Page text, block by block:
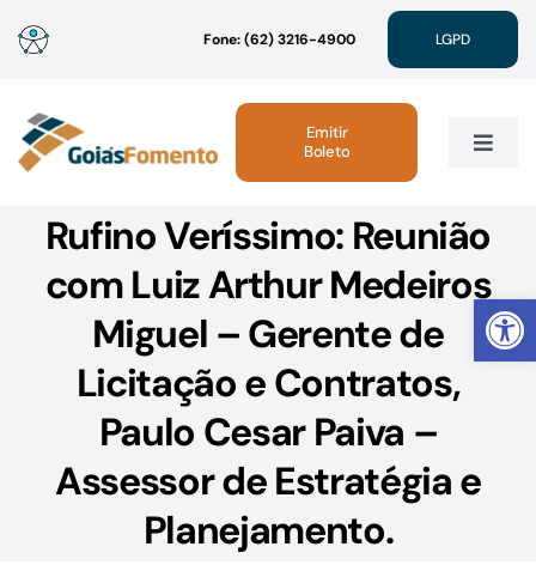
Abrir
para
conteúdo
Fone: (62) 3216-4900 LGPD
Toggle
Institucional
Atendimento
Sustentabilidade
Acesso à Informação
Emitir
Boleto
Rufino Veríssimo: Reunião
com Luiz Arthur Medeiros
Miguel – Gerente de
Licitação e Contratos,
Paulo Cesar Paiva –
Assessor de Estratégia e
Planejamento.